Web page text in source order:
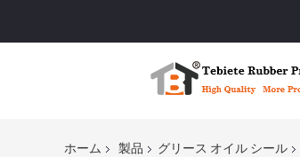
ホーム 製品 グリース オイル シール